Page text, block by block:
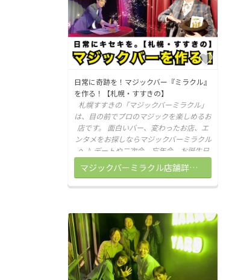
日常に奇跡を！マジックバー『ミラクル』
を作る！【札幌・すすきの】
札幌すすきの「マジックバーミラクル」
は、目の前でプロのマジックを楽しめるお
店です。 面白いバー、変わったお店、エ
ンタメをお探しならマジックバーミラクル
へ♪ デートや二次会、忘年会、お誕生日
マジックバーミラクル店舗詳細はこちら